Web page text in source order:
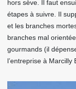
hors sève. Il faut
étapes à suivre. Il
et les branches
branches mal
gourmands (il
l’entreprise à Marcilly